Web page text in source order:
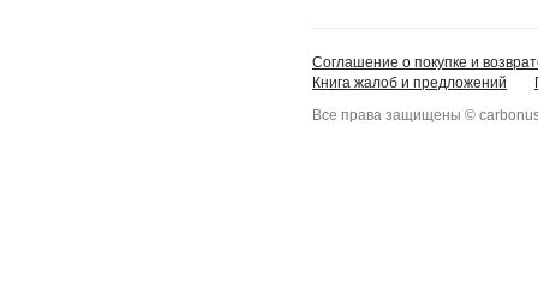
Соглашение о покупке и
Книга жалоб и предложений
Все права защищены ©